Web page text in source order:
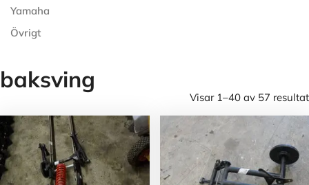
Yamaha
Övrigt
baksving
Visar 1–40 av 57 resultat